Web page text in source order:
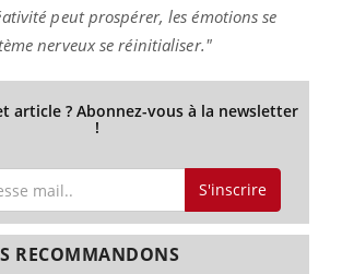
peut prospérer, les émotions se
nerveux se réinitialiser."
article ? Abonnez-vous à la newsletter
!
S'inscrire
RECOMMANDONS